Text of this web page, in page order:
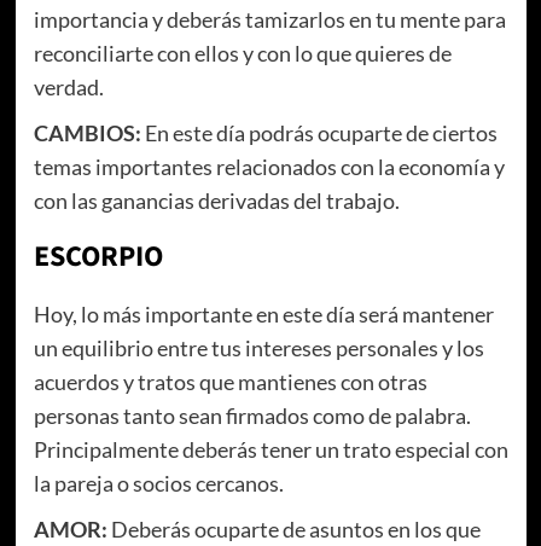
importancia y deberás tamizarlos en tu mente para
reconciliarte con ellos y con lo que quieres de
verdad.
CAMBIOS: En este día podrás ocuparte de ciertos
temas importantes relacionados con la economía y
con las ganancias derivadas del trabajo.
ESCORPIO
Hoy, lo más importante en este día será mantener
un equilibrio entre tus intereses personales y los
acuerdos y tratos que mantienes con otras
personas tanto sean firmados como de palabra.
Principalmente deberás tener un trato especial con
la pareja o socios cercanos.
AMOR: Deberás ocuparte de asuntos en los que